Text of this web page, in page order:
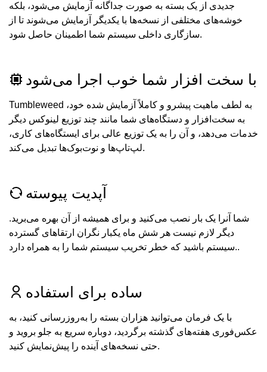
جدیدی از یک بسته به صورت جداگانه آزمایش می‌شود، بلکه
خوشه‌های مختلفی از نسخه‌ها با یکدیگر آزمایش می‌شوند تا از
سازگاری داخلی سیستم شما اطمینان حاصل شود.
با سخت افزار شما خوب اجرا می‌شود
Tumbleweed به لطف ماهیت پیشرو و کاملاً آزمایش شده خود،
به سخت‌افزار و دستگاه‌های شما مانند چند توزیع لینوکس دیگر
خدمات می‌دهد، و آن را به یک توزیع عالی برای ایستگاه‌های کاری،
لپ‌تاپ‌ها و نوت‌بوک‌ها تبدیل می‌کند.
آپدیت پیوسته
شما آنرا یک بار نصب می‌کنید و برای همیشه از آن بهره می‌برید.
دیگر لازم نیست هر شش ماه یکبار نگران ارتقا‌های گسترده
سیستم باشید که خطر تخریب سیستم شما را به همراه دارد..
ساده برای استفاده
با یک فرمان می‌توانید هزاران بسته را به‌روزرسانی کنید، به
عکس‌فوری هفته‌های گذشته برگردید، دوباره سریع به جلو بروید و
حتی نسخه‌های آینده را پیش‌نمایش کنید.